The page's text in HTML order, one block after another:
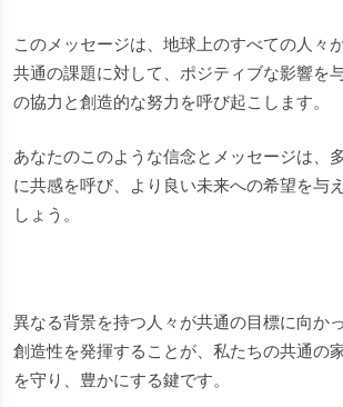
このメッセージは、地球上のすべての人々
共通の課題に対して、ポジティブな影響を
の協力と創造的な努力を呼び起こします。
あなたのこのような信念とメッセージは、
に共感を呼び、より良い未来への希望を与
しょう。
異なる背景を持つ人々が共通の目標に向かっ
創造性を発揮することが、私たちの共通の
を守り、豊かにする鍵です。